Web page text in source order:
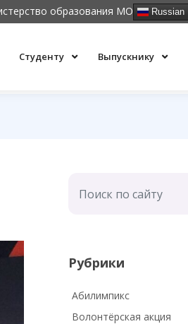
образования МО Russian
Студенту Выпускнику
Рубрики
Абилимпикс
Волонтёрская акция